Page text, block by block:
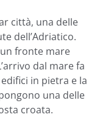
città, una delle
dell’Adriatico.
fronte mare
dal mare fa
in pietra e la
una delle
croata.